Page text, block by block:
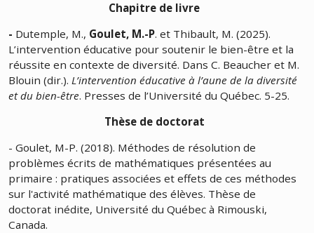
Chapitre de livre
- Dutemple, M., Goulet, M.-P. et Thibault, M. (2025).
L’intervention éducative pour soutenir le bien-être et la
réussite en contexte de diversité. Dans C. Beaucher et M.
Blouin (dir.). L’intervention éducative à l’aune de la diversité
et du bien-être. Presses de l’Université du Québec. 5-25.
Thèse de doctorat
- Goulet, M-P. (2018). Méthodes de résolution de
problèmes écrits de mathématiques présentées au
primaire : pratiques associées et effets de ces méthodes
sur l'activité mathématique des élèves. Thèse de
doctorat inédite, Université du Québec à Rimouski,
Canada.